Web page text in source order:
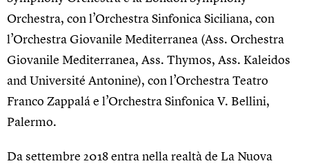
Orchestra, con l’Orchestra Sinfonica Siciliana, con
l’Orchestra Giovanile Mediterranea (Ass. Orchestra
Giovanile Mediterranea, Ass. Thymos, Ass. Kaleidos
and Université Antonine), con l’Orchestra Teatro
Franco Zappalá e l’Orchestra Sinfonica V. Bellini,
Palermo.
Da settembre 2018 entra nella realtà de La Nuova